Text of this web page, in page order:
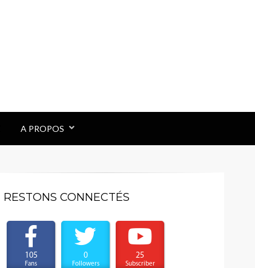
A PROPOS
RESTONS CONNECTÉS
105
Fans
0
Followers
25
Subscriber